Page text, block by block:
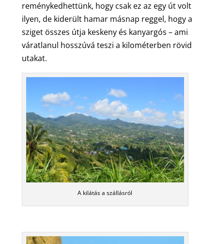
reménykedhettünk, hogy csak ez az egy út volt
ilyen, de kiderült hamar másnap reggel, hogy a
sziget összes útja keskeny és kanyargós – ami
váratlanul hosszúvá teszi a kilométerben rövid
utakat.
A kilátás a szállásról